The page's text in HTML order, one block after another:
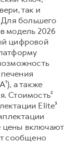
так и
Для большего
модель 2026
цифровой
а также
Стоимость²
Elite³
цены включают
сообщено